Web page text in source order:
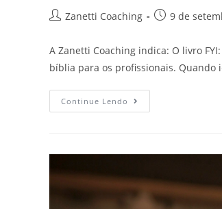
Zanetti Coaching 9 de
A Zanetti Coaching indica: O livro
bíblia para os profissionais.
Continue Lendo